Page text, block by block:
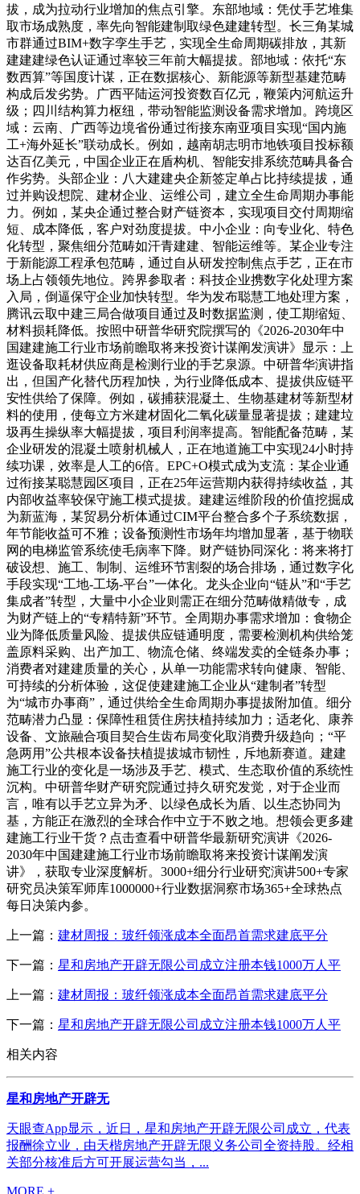
拔，成为拉动行业增加的焦点引擎。东部地域：凭仗手艺堆集
取市场成熟度，率先向智能建制取绿色建建转型。长三角某城
市群通过BIM+数字孪生手艺，实现全生命周期碳排放，其新
建建建绿色认证通过率较三年前大幅提拔。部地域：依托“东
数西算”等国度计谋，正在数据核心、新能源等新型基建范畴
构成后发劣势。广西平陆运河投资数百亿元，鞭策内河航运升
级；四川结构算力枢纽，带动智能监测设备需求增加。跨境区
域：云南、广西等边境省份通过衔接东南亚项目实现“国内施
工+海外延长”联动成长。例如，越南胡志明市地铁项目投标额
达百亿美元，中国企业正在盾构机、智能安排系统范畴具备合
作劣势。头部企业：八大建建央企新签定单占比持续提拔，通
过并购设想院、建材企业、运维公司，建立全生命周期办事能
力。例如，某央企通过整合财产链资本，实现项目交付周期缩
短、成本降低，客户对劲度提拔。中小企业：向专业化、特色
化转型，聚焦细分范畴如汗青建建、智能运维等。某企业专注
于新能源工程承包范畴，通过自从研发控制焦点手艺，正在市
场上占领领先地位。跨界参取者：科技企业携数字化处理方案
入局，倒逼保守企业加快转型。华为发布聪慧工地处理方案，
腾讯云取中建三局合做项目通过及时数据监测，使工期缩短、
材料损耗降低。按照中研普华研究院撰写的《2026-2030年中
国建建施工行业市场前瞻取将来投资计谋阐发演讲》显示：上
逛设备取耗材供应商是检测行业的手艺泉源。中研普华演讲指
出，但国产化替代历程加快，为行业降低成本、提拔供应链平
安性供给了保障。例如，碳捕获混凝土、生物基建材等新型材
料的使用，使每立方米建材固化二氧化碳量显著提拔；建建垃
圾再生操纵率大幅提拔，项目利润率提高。智能配备范畴，某
企业研发的混凝土喷射机械人，正在地道施工中实现24小时持
续功课，效率是人工的6倍。EPC+O模式成为支流：某企业通
过衔接某聪慧园区项目，正在25年运营期内获得持续收益，其
内部收益率较保守施工模式提拔。建建运维阶段的价值挖掘成
为新蓝海，某贸易分析体通过CIM平台整合多个子系统数据，
年节能收益可不雅；设备预测性市场年均增加显著，基于物联
网的电梯监管系统使毛病率下降。财产链协同深化：将来将打
破设想、施工、制制、运维环节割裂的场合排场，通过数字化
手段实现“工地-工场-平台”一体化。龙头企业向“链从”和“手艺
集成者”转型，大量中小企业则需正在细分范畴做精做专，成
为财产链上的“专精特新”环节。全周期办事需求增加：食物企
业为降低质量风险、提拔供应链通明度，需要检测机构供给笼
盖原料采购、出产加工、物流仓储、终端发卖的全链条办事；
消费者对建建质量的关心，从单一功能需求转向健康、智能、
可持续的分析体验，这促使建建施工企业从“建制者”转型
为“城市办事商”，通过供给全生命周期办事提拔附加值。细分
范畴潜力凸显：保障性租赁住房扶植持续加力；适老化、康养
设备、文旅融合项目契合生齿布局变化取消费升级趋向；“平
急两用”公共根本设备扶植提拔城市韧性，斥地新赛道。建建
施工行业的变化是一场涉及手艺、模式、生态取价值的系统性
沉构。中研普华财产研究院通过持久研究发觉，对于企业而
言，唯有以手艺立异为矛、以绿色成长为盾、以生态协同为
基，方能正在激烈的全球合作中立于不败之地。想领会更多建
建施工行业干货？点击查看中研普华最新研究演讲《2026-
2030年中国建建施工行业市场前瞻取将来投资计谋阐发演
讲》，获取专业深度解析。3000+细分行业研究演讲500+专家
研究员决策军师库1000000+行业数据洞察市场365+全球热点
每日决策内参。
上一篇： 建材周报：玻纤领涨成本全面昂首需求建底平分
下一篇： 星和房地产开辟无限公司成立注册本钱1000万人平
上一篇： 建材周报：玻纤领涨成本全面昂首需求建底平分
下一篇： 星和房地产开辟无限公司成立注册本钱1000万人平
相关内容
星和房地产开辟无
天眼查App显示，近日，星和房地产开辟无限公司成立，代表
报酬徐立业，由天楷房地产开辟无限义务公司全资持股。经相
关部分核准后方可开展运营勾当，...
MORE +